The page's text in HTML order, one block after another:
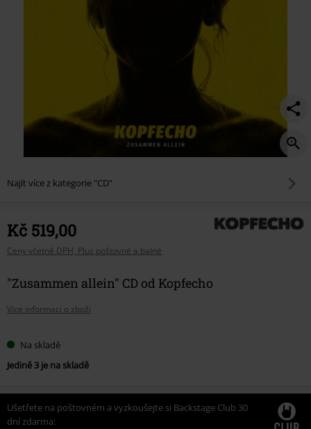
Najít více z kategorie "CD"
Kč 519,00
Ceny včetně DPH, Plus poštovné a balné
"Zusammen allein" CD od Kopfecho
Více informací o zboží
Na skladě
Jedině 3 je na skladě
Ušetřete na poštovném a vyzkoušejte si Backstage Club 30
dní zdarma: